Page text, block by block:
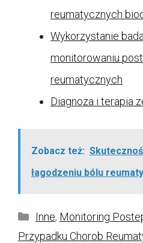
reumatycznych
Wykorzystanie
monitorowaniu
reumatycznych
Diagnoza i terapia
Zobacz też:
łagodzeniu bólu
Kategorie
Inne, Monitoring
Przypadku Chorob